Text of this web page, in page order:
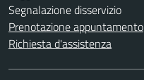
Segnalazione disservizio
Prenotazione appuntamento
Richiesta d'assistenza